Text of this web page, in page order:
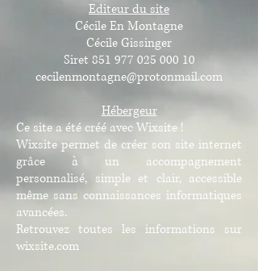
Editeur du site
Cécile En Montagne
Cécile Gissinger
Siret 851 977 025 000 10
cecilenmontagne@protonmail.com
Hébergeur
Ce site a été créé avec Wixsite !
Wixsite permet de créer son site internet
grâce à un accompagnement
personnalisé, simple et clair, accessible
même sans connaissances informatiques
avancées.
Retrouvez toutes les informations sur
wixsite.com